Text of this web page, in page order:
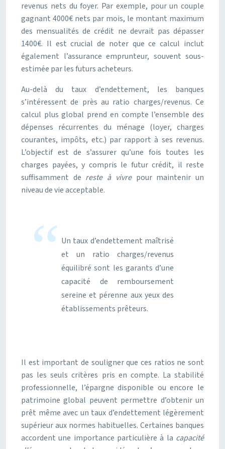
revenus nets du foyer. Par exemple, pour un couple
gagnant 4000€ nets par mois, le montant maximum
des mensualités de crédit ne devrait pas dépasser
1400€. Il est crucial de noter que ce calcul inclut
également l’assurance emprunteur, souvent sous-
estimée par les futurs acheteurs.
Au-delà du taux d’endettement, les banques
s’intéressent de près au ratio charges/revenus. Ce
calcul plus global prend en compte l’ensemble des
dépenses récurrentes du ménage (loyer, charges
courantes, impôts, etc.) par rapport à ses revenus.
L’objectif est de s’assurer qu’une fois toutes les
charges payées, y compris le futur crédit, il reste
suffisamment de reste à vivre pour maintenir un
niveau de vie acceptable.
Un taux d’endettement maîtrisé
et un ratio charges/revenus
équilibré sont les garants d’une
capacité de remboursement
sereine et pérenne aux yeux des
établissements prêteurs.
Il est important de souligner que ces ratios ne sont
pas les seuls critères pris en compte. La stabilité
professionnelle, l’épargne disponible ou encore le
patrimoine global peuvent permettre d’obtenir un
prêt même avec un taux d’endettement légèrement
supérieur aux normes habituelles. Certaines banques
accordent une importance particulière à la capacité